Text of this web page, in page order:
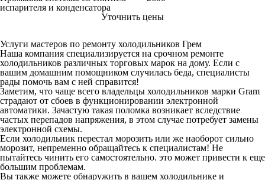
испарителя и конденсатора
Уточнить цены
Услуги мастеров по ремонту холодильников Грем
Наша компания специализируется на срочном ремонте
холодильников различных торговых марок на дому. Если с
вашим домашним помощником случилась беда, специалисты
рады помочь вам с ней справится!
Заметим, что чаще всего владельцы холодильников марки Gram
страдают от сбоев в функционировании электронной
автоматики. Зачастую такая поломка возникает вследствие
частых перепадов напряжения, в этом случае потребует замены
электронной схемы.
Если холодильник перестал морозить или же наоборот сильно
морозит, непременно обращайтесь к специалистам! Не
пытайтесь чинить его самостоятельно. это может привести к еще
большим проблемам.
Вы также можете обнаружить в вашем холодильнике и